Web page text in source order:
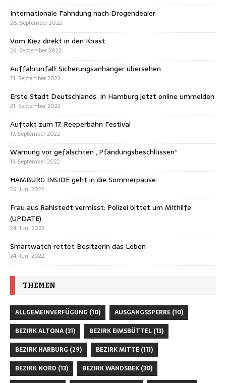
Internationale Fahndung nach Drogendealer
28. September 2022
Vom Kiez direkt in den Knast
26. September 2022
Auffahrunfall: Sicherungsanhänger übersehen
21. September 2022
Erste Stadt Deutschlands: In Hamburg jetzt online ummelden
21. September 2022
Auftakt zum 17. Reeperbahn Festival
19. September 2022
Warnung vor gefälschten „Pfändungsbeschlüssen“
19. September 2022
HAMBURG INSIDE geht in die Sommerpause
26. Juni 2022
Frau aus Rahlstedt vermisst: Polizei bittet um Mithilfe
(UPDATE)
24. Juni 2022
Smartwatch rettet Besitzerin das Leben
24. Juni 2022
THEMEN
ALLGEMEINVERFÜGUNG (10) AUSGANGSSPERRE (10)
BEZIRK ALTONA (31) BEZIRK EIMSBÜTTEL (13)
BEZIRK HARBURG (29) BEZIRK MITTE (111)
BEZIRK NORD (13) BEZIRK WANDSBEK (30)